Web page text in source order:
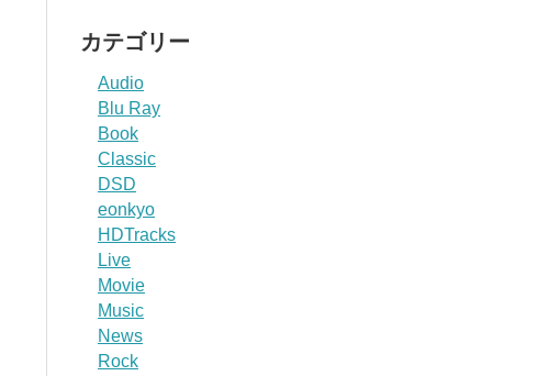
カテゴリー
Audio
Blu Ray
Book
Classic
DSD
eonkyo
HDTracks
Live
Movie
Music
News
Rock